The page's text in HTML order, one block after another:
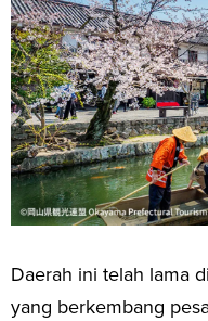
Daerah ini telah lama
yang berkembang